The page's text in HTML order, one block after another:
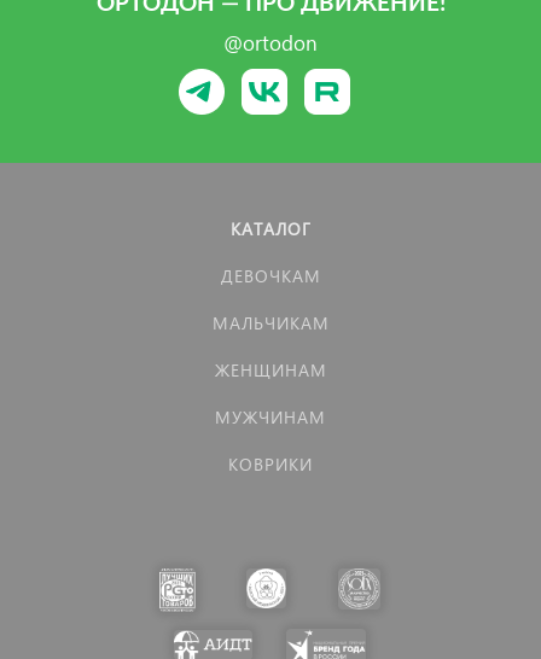
@ortodon
КАТАЛОГ
ДЕВОЧКАМ
МАЛЬЧИКАМ
ЖЕНЩИНАМ
МУЖЧИНАМ
КОВРИКИ